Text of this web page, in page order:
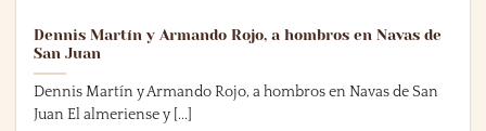
Dennis Martín y Armando Rojo, a hombros en Navas de
San Juan
Dennis Martín y Armando Rojo, a hombros en Navas de San
Juan El almeriense y [...]